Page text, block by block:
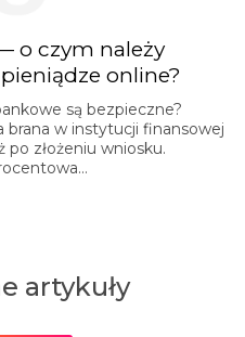
o czym należy
online?
są bezpieczne?
brana w instytucji finansowej
po złożeniu wniosku.
artykuły